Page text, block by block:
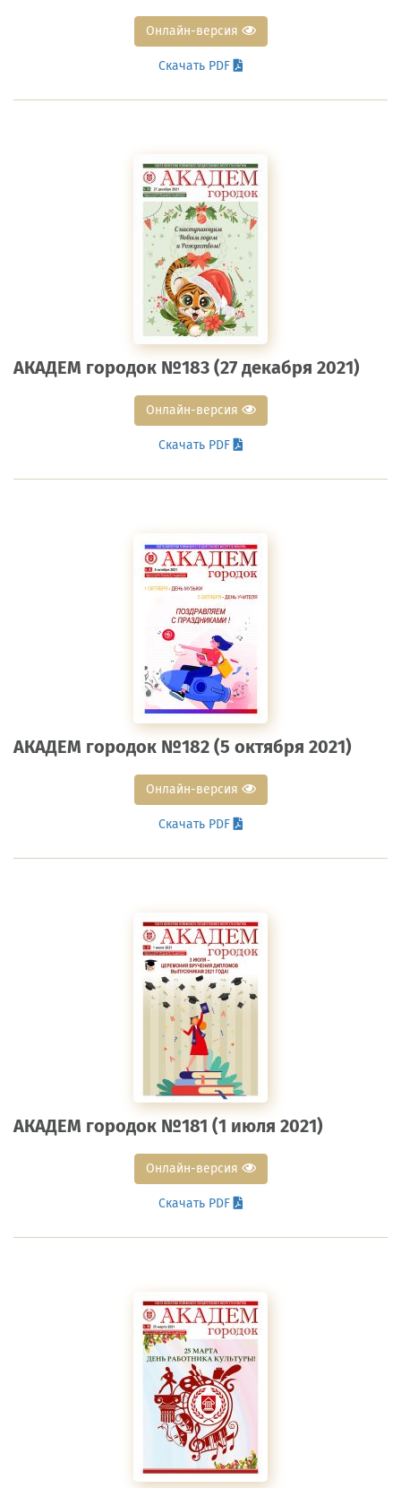
Онлайн-версия
Скачать PDF
АКАДЕМ городок №183 (27 декабря 2021)
Онлайн-версия
Скачать PDF
АКАДЕМ городок №182 (5 октября 2021)
Онлайн-версия
Скачать PDF
АКАДЕМ городок №181 (1 июля 2021)
Онлайн-версия
Скачать PDF